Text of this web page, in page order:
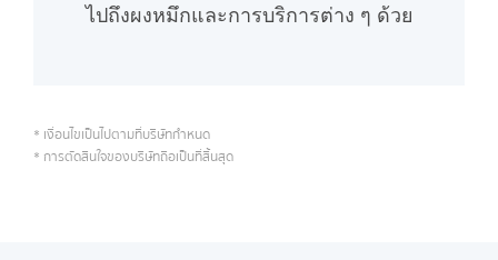
ไปถึงผงหมึกและการบริการต่าง ๆ ด้วย
* เงื่อนไขเป็นไปตามที่บริษัทกำหนด
* การตัดสินใจของบริษัทถือเป็นที่สิ้นสุด